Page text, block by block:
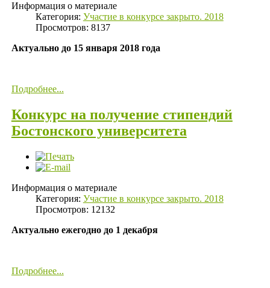
Информация о материале
Категория: Участие в конкурсе закрыто. 2018
Просмотров: 8137
Актуально до 15 января 2018 года
Подробнее...
Конкурс на получение стипендий
Бостонского университета
Информация о материале
Категория: Участие в конкурсе закрыто. 2018
Просмотров: 12132
Актуально ежегодно до 1 декабря
Подробнее...